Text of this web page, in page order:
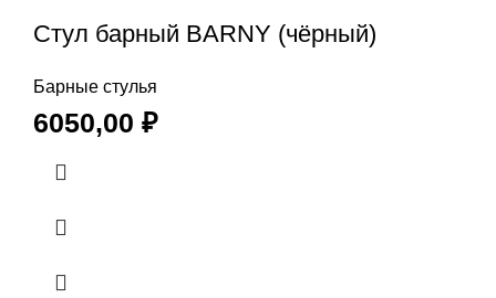
Стул барный BARNY (чёрный)
Барные стулья
6050,00 ₽